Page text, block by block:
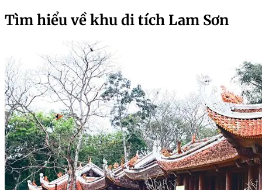
Tìm hiểu về khu di tích Lam Sơn